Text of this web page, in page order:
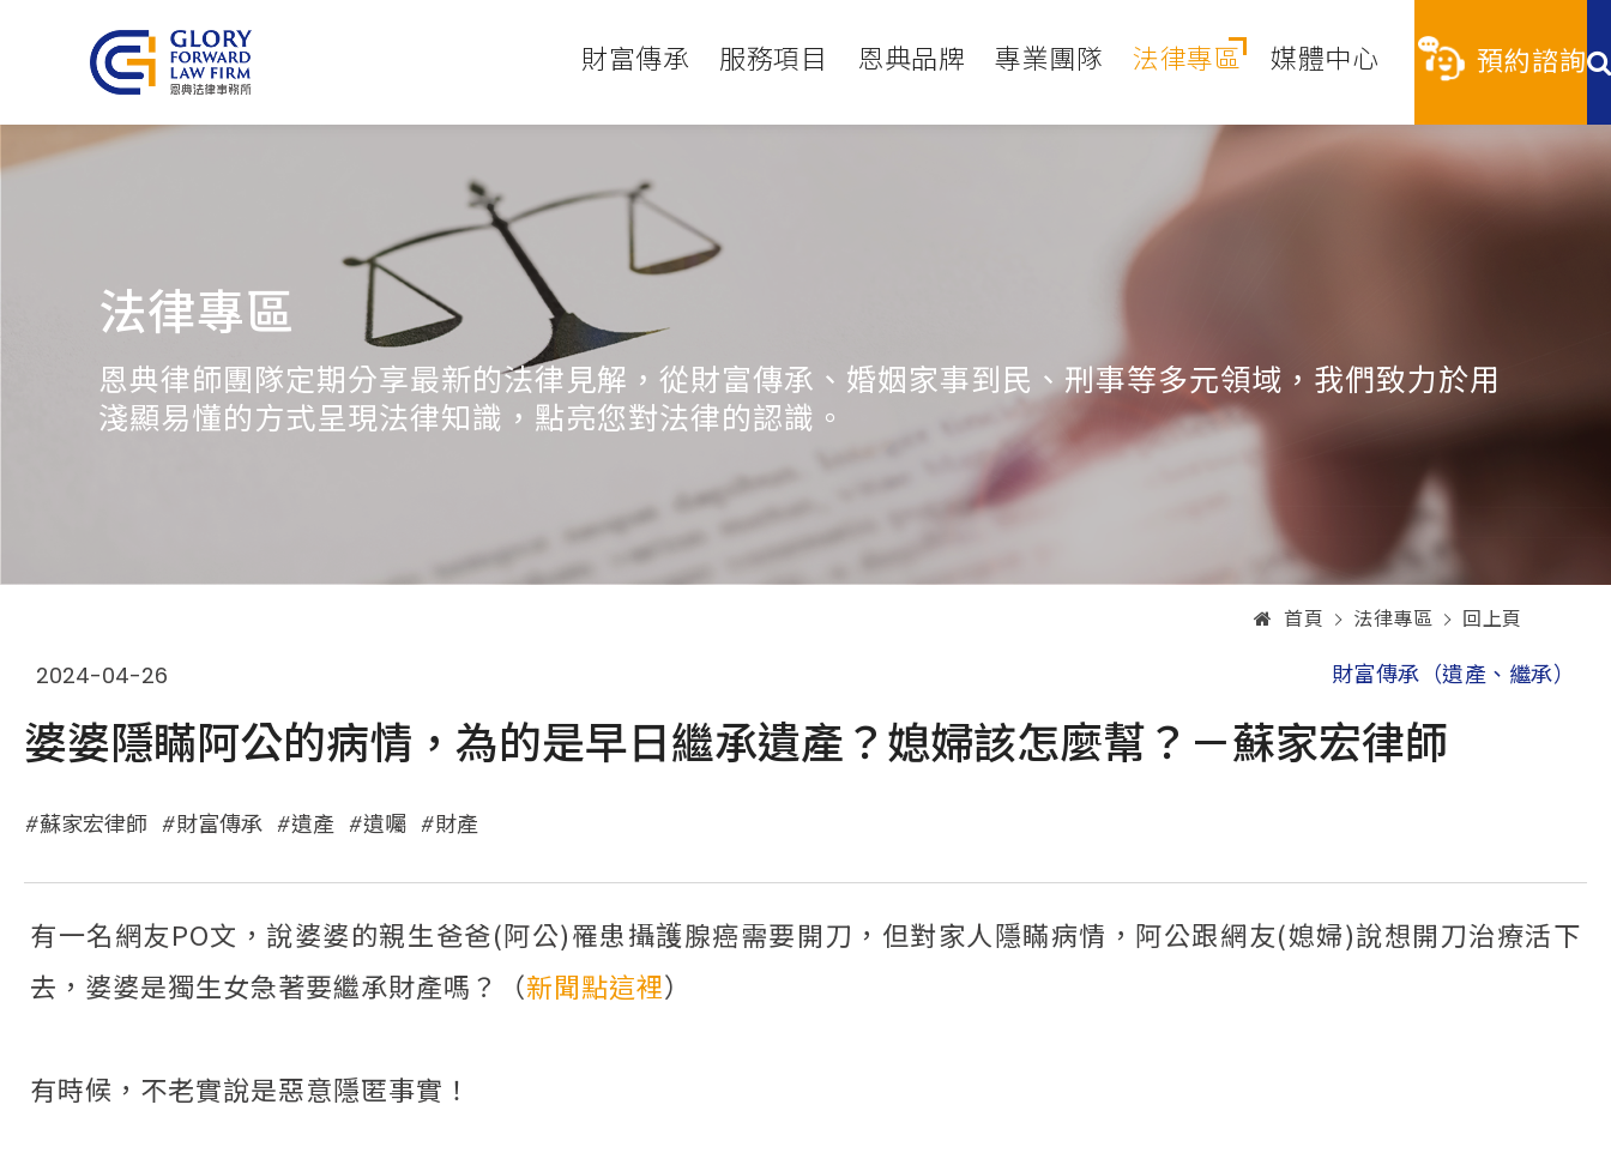
財富傳承 服務項目 恩典品牌 專業團隊 法律專區 媒體中心 預約諮詢
法律專區
恩典律師團隊定期分享最新的法律見解，從財富傳承、婚姻家事到民、刑事等多元領域，我們致力於用
淺顯易懂的方式呈現法律知識，點亮您對法律的認識。
首頁 法律專區 回上頁
2024-04-26 財富傳承（遺產、繼承）
婆婆隱瞞阿公的病情，為的是早日繼承遺產？媳婦該怎麼幫？－蘇家宏律師
蘇家宏律師 財富傳承 遺產 遺囑 財產
有一名網友PO文，說婆婆的親生爸爸(阿公)罹患攝護腺癌需要開刀，但對家人隱瞞病情，阿公跟網友(媳婦)說想開刀治療活下
去，婆婆是獨生女急著要繼承財產嗎？（新聞點這裡）
有時候，不老實說是惡意隱匿事實！